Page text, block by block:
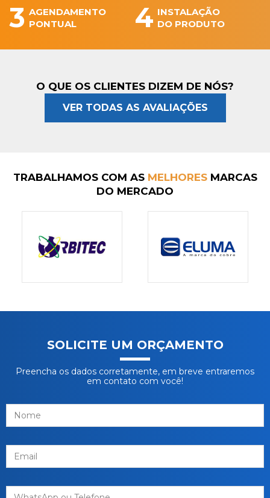
3 AGENDAMENTO
PONTUAL
4 INSTALAÇÃO
DO PRODUTO
O QUE OS CLIENTES DIZEM DE NÓS?
VER TODAS AS AVALIAÇÕES
TRABALHAMOS COM AS MELHORESMARCAS
DO MERCADO
SOLICITE UM ORÇAMENTO
Preencha os dados corretamente, em breve entraremos
em contato com você!